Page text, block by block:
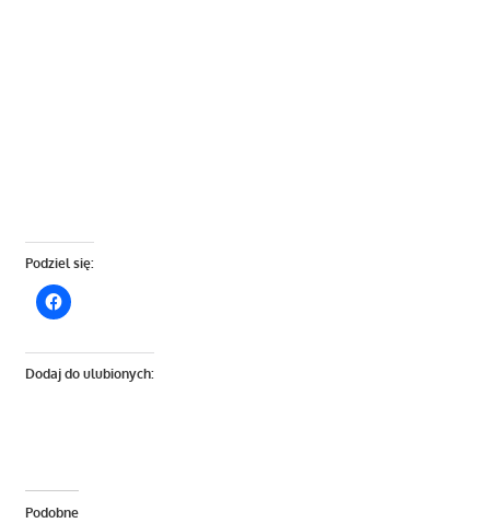
Podziel się:
Dodaj do ulubionych:
Podobne